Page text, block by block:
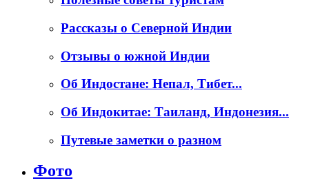
Рассказы о Северной Индии
Отзывы о южной Индии
Об Индостане: Непал, Тибет...
Об Индокитае: Таиланд, Индонезия...
Путевые заметки о разном
Фото